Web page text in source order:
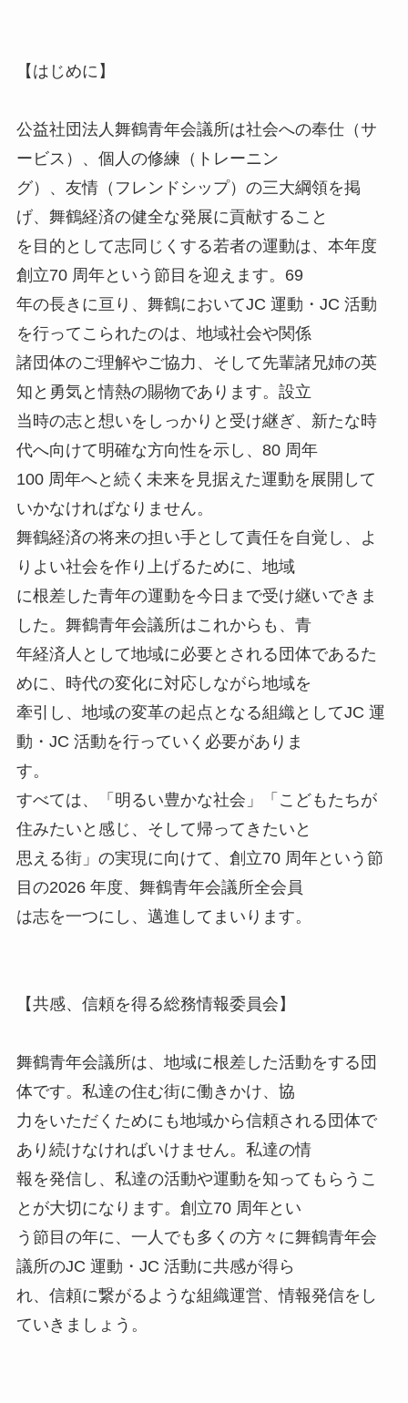
【はじめに】
公益社団法人舞鶴青年会議所は社会への奉仕（サ
ービス）、個人の修練（トレーニン
グ）、友情（フレンドシップ）の三大綱領を掲
げ、舞鶴経済の健全な発展に貢献すること
を目的として志同じくする若者の運動は、本年度
創立70 周年という節目を迎えます。69
年の長きに亘り、舞鶴においてJC 運動・JC 活動
を行ってこられたのは、地域社会や関係
諸団体のご理解やご協力、そして先輩諸兄姉の英
知と勇気と情熱の賜物であります。設立
当時の志と想いをしっかりと受け継ぎ、新たな時
代へ向けて明確な方向性を示し、80 周年
100 周年へと続く未来を見据えた運動を展開して
いかなければなりません。
舞鶴経済の将来の担い手として責任を自覚し、よ
りよい社会を作り上げるために、地域
に根差した青年の運動を今日まで受け継いできま
した。舞鶴青年会議所はこれからも、青
年経済人として地域に必要とされる団体であるた
めに、時代の変化に対応しながら地域を
牽引し、地域の変革の起点となる組織としてJC 運
動・JC 活動を行っていく必要がありま
す。
すべては、「明るい豊かな社会」「こどもたちが
住みたいと感じ、そして帰ってきたいと
思える街」の実現に向けて、創立70 周年という節
目の2026 年度、舞鶴青年会議所全会員
は志を一つにし、邁進してまいります。
【共感、信頼を得る総務情報委員会】
舞鶴青年会議所は、地域に根差した活動をする団
体です。私達の住む街に働きかけ、協
力をいただくためにも地域から信頼される団体で
あり続けなければいけません。私達の情
報を発信し、私達の活動や運動を知ってもらうこ
とが大切になります。創立70 周年とい
う節目の年に、一人でも多くの方々に舞鶴青年会
議所のJC 運動・JC 活動に共感が得ら
れ、信頼に繋がるような組織運営、情報発信をし
ていきましょう。